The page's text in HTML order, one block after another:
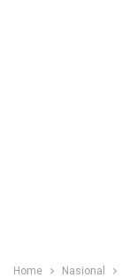
Home Nasional